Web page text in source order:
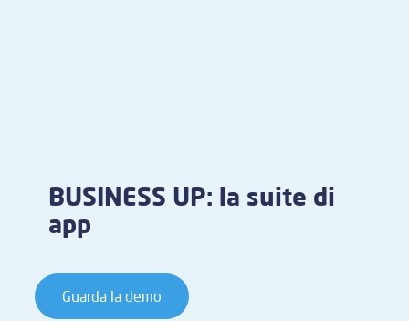
BUSINESS UP: la suite di
app
Guarda la demo